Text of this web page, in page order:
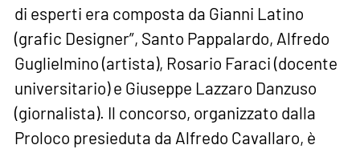
di esperti era composta da Gianni Latino
(grafic Designer”, Santo Pappalardo, Alfredo
Guglielmino (artista), Rosario Faraci (docente
universitario) e Giuseppe Lazzaro Danzuso
(giornalista). Il concorso, organizzato dalla
Proloco presieduta da Alfredo Cavallaro, è